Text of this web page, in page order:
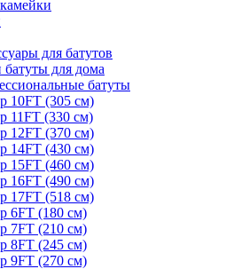
для батутов
для дома
батуты
10FT (305 см)
11FT (330 см)
12FT (370 см)
14FT (430 см)
15FT (460 см)
16FT (490 см)
17FT (518 см)
6FT (180 см)
7FT (210 см)
8FT (245 см)
9FT (270 см)